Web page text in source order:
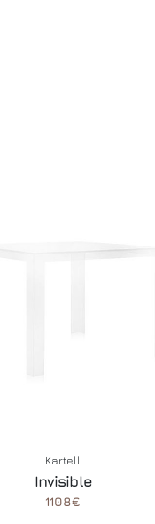
Kartell
Invisible
1108€